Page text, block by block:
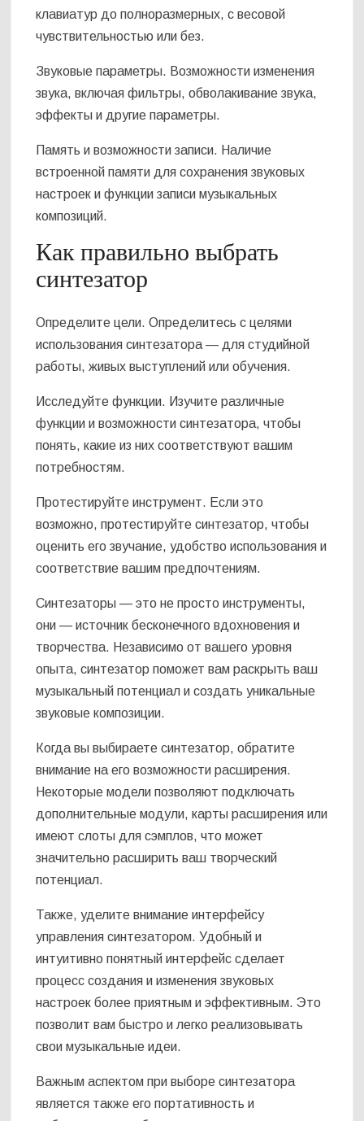
клавиатур до полноразмерных, с весовой
чувствительностью или без.
Звуковые параметры. Возможности изменения
звука, включая фильтры, обволакивание звука,
эффекты и другие параметры.
Память и возможности записи. Наличие
встроенной памяти для сохранения звуковых
настроек и функции записи музыкальных
композиций.
Как правильно выбрать
синтезатор
Определите цели. Определитесь с целями
использования синтезатора — для студийной
работы, живых выступлений или обучения.
Исследуйте функции. Изучите различные
функции и возможности синтезатора, чтобы
понять, какие из них соответствуют вашим
потребностям.
Протестируйте инструмент. Если это
возможно, протестируйте синтезатор, чтобы
оценить его звучание, удобство использования и
соответствие вашим предпочтениям.
Синтезаторы — это не просто инструменты,
они — источник бесконечного вдохновения и
творчества. Независимо от вашего уровня
опыта, синтезатор поможет вам раскрыть ваш
музыкальный потенциал и создать уникальные
звуковые композиции.
Когда вы выбираете синтезатор, обратите
внимание на его возможности расширения.
Некоторые модели позволяют подключать
дополнительные модули, карты расширения или
имеют слоты для сэмплов, что может
значительно расширить ваш творческий
потенциал.
Также, уделите внимание интерфейсу
управления синтезатором. Удобный и
интуитивно понятный интерфейс сделает
процесс создания и изменения звуковых
настроек более приятным и эффективным. Это
позволит вам быстро и легко реализовывать
свои музыкальные идеи.
Важным аспектом при выборе синтезатора
является также его портативность и